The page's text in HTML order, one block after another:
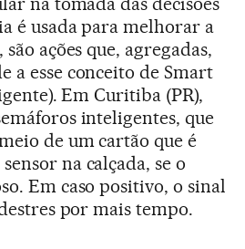
é usada para melhorar a
ações que, agregadas,
a esse conceito de Smart
Em Curitiba (PR),
inteligentes, que
de um cartão que é
na calçada, se o
Em caso positivo, o sinal
por mais tempo.